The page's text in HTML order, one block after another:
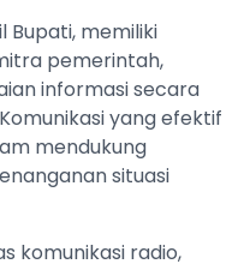
Bupati, memiliki
pemerintah,
informasi secara
yang efektif
mendukung
situasi
komunikasi radio,